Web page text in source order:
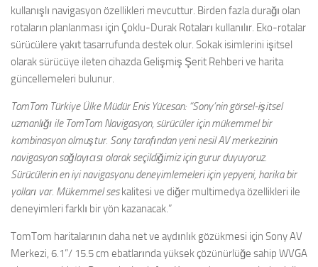
kullanışlı navigasyon özellikleri mevcuttur. Birden fazla durağı olan
rotaların planlanması için Çoklu-Durak Rotaları kullanılır. Eko-rotalar
sürücülere yakıt tasarrufunda destek olur. Sokak isimlerini işitsel
olarak sürücüye ileten cihazda Gelişmiş Şerit Rehberi ve harita
güncellemeleri bulunur.
TomTom Türkiye Ülke Müdür Enis Yücesan: “Sony’nin görsel-işitsel
uzmanlığı ile TomTom Navigasyon, sürücüler için mükemmel bir
kombinasyon olmuştur. Sony tarafından yeni nesil AV merkezinin
navigasyon sağlayıcısı olarak seçildiğimiz için gurur duyuyoruz.
Sürücülerin en iyi navigasyonu deneyimlemeleri için yepyeni, harika bir
yolları var. Mükemmel seskalitesi ve diğer multimedya özellikleri ile
deneyimleri farklı bir yön kazanacak.”
TomTom haritalarının daha net ve aydınlık gözükmesi için Sony AV
Merkezi, 6.1”/ 15.5 cm ebatlarında yüksek çözünürlüğe sahip WVGA